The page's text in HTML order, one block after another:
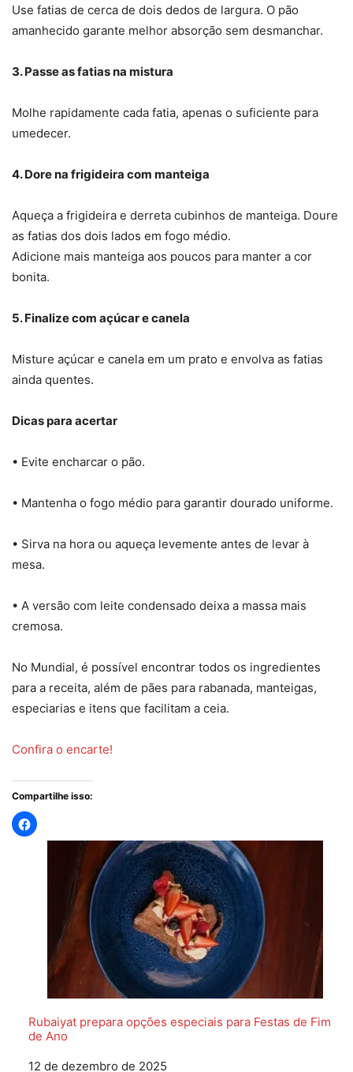
Use fatias de cerca de dois dedos de largura. O pão
amanhecido garante melhor absorção sem desmanchar.
3. Passe as fatias na mistura
Molhe rapidamente cada fatia, apenas o suficiente para
umedecer.
4. Dore na frigideira com manteiga
Aqueça a frigideira e derreta cubinhos de manteiga. Doure
as fatias dos dois lados em fogo médio.
Adicione mais manteiga aos poucos para manter a cor
bonita.
5. Finalize com açúcar e canela
Misture açúcar e canela em um prato e envolva as fatias
ainda quentes.
Dicas para acertar
• Evite encharcar o pão.
• Mantenha o fogo médio para garantir dourado uniforme.
• Sirva na hora ou aqueça levemente antes de levar à
mesa.
• A versão com leite condensado deixa a massa mais
cremosa.
No Mundial, é possível encontrar todos os ingredientes
para a receita, além de pães para rabanada, manteigas,
especiarias e itens que facilitam a ceia.
Confira o encarte!
Compartilhe isso:
Rubaiyat prepara opções especiais para Festas de Fim
de Ano
Data
12 de dezembro de 2025